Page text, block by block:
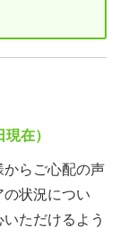
在）
からご心配の声
状況につい
ただけるよう